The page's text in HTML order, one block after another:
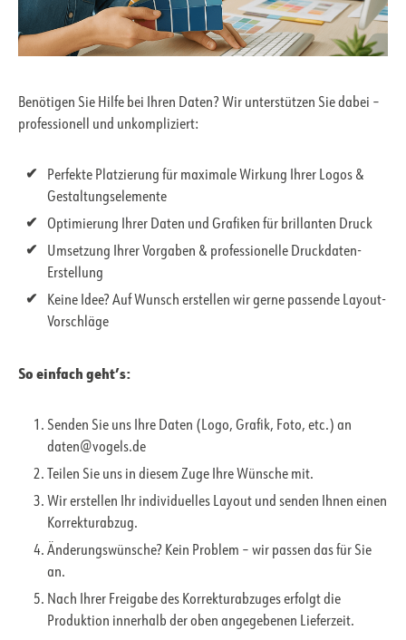
Benötigen Sie Hilfe bei Ihren Daten? Wir unterstützen Sie dabei –
professionell und unkompliziert:
Perfekte Platzierung für maximale Wirkung Ihrer Logos &
Gestaltungselemente
Optimierung Ihrer Daten und Grafiken für brillanten Druck
Umsetzung Ihrer Vorgaben & professionelle Druckdaten-
Erstellung
Keine Idee? Auf Wunsch erstellen wir gerne passende Layout-
Vorschläge
So einfach geht’s:
Senden Sie uns Ihre Daten (Logo, Grafik, Foto, etc.) an
daten@vogels.de
Teilen Sie uns in diesem Zuge Ihre Wünsche mit.
Wir erstellen Ihr individuelles Layout und senden Ihnen einen
Korrekturabzug.
Änderungswünsche? Kein Problem – wir passen das für Sie
an.
Nach Ihrer Freigabe des Korrekturabzuges erfolgt die
Produktion innerhalb der oben angegebenen Lieferzeit.